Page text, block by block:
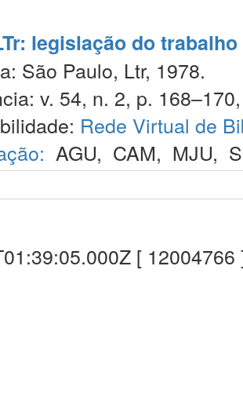
legislação do trabalho
São Paulo, Ltr, 1978.
v. 54, n. 2, p.
Rede Virtual de
AGU, CAM, MJU,
[ 12004766